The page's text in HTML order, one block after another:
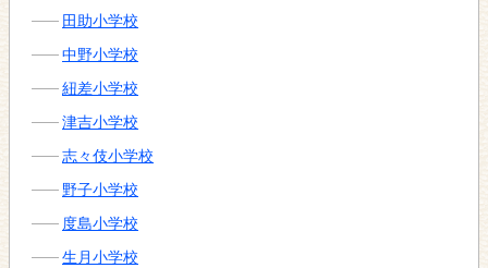
田助小学校
中野小学校
紐差小学校
津吉小学校
志々伎小学校
野子小学校
度島小学校
生月小学校